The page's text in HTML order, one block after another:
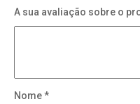
A sua avaliação sobre o
Nome*